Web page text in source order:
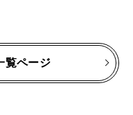
覧ページ